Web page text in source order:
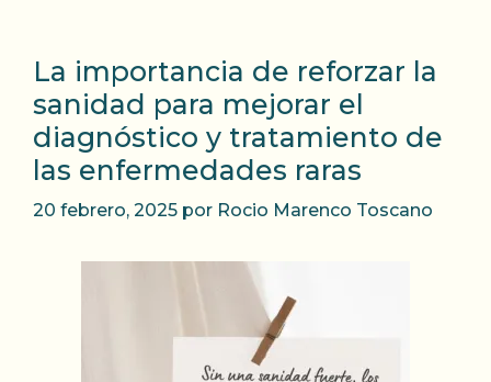
La importancia de reforzar la
sanidad para mejorar el
diagnóstico y tratamiento de
las enfermedades raras
20 febrero, 2025 por Rocio Marenco Toscano